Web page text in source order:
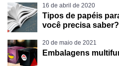
16 de abril de 2020
Tipos de papéis
você precisa saber?
20 de maio de 2021
Embalagens